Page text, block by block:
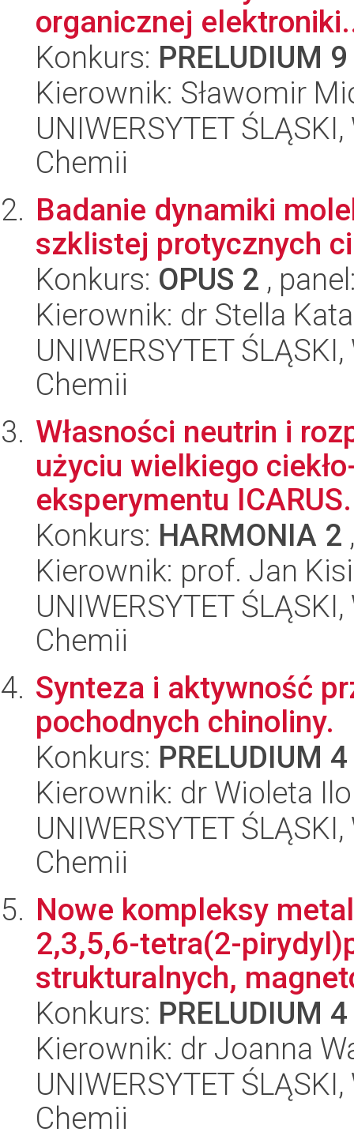
organicznej
Konkurs: PRELUDIUM 9
Kierownik: Sławomir
UNIWERSYTET
Chemii
Badanie dynamiki
szklistej protycznych
Konkurs: OPUS 2 ,
Kierownik: dr Stella
UNIWERSYTET
Chemii
Własności neutrin i
użyciu wielkiego
eksperymentu
Konkurs: HARMONIA 2
Kierownik: prof. Jan
UNIWERSYTET
Chemii
Synteza i aktywność
pochodnych chinoliny.
Konkurs: PRELUDIUM 4
Kierownik: dr Wioleta
UNIWERSYTET
Chemii
Nowe kompleksy
2,3,5,6-tetra(2-
strukturalnych,
Konkurs: PRELUDIUM 4
Kierownik: dr Joanna
UNIWERSYTET
Chemii